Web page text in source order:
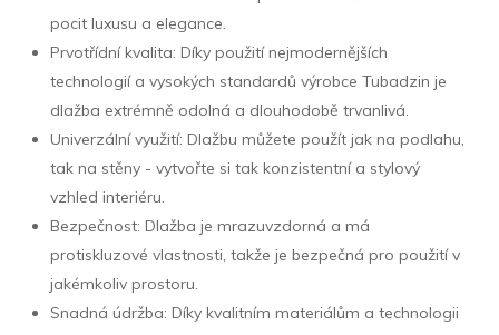
pocit luxusu a elegance.
Prvotřídní kvalita: Díky použití nejmodernějších
technologií a vysokých standardů výrobce Tubadzin je
dlažba extrémně odolná a dlouhodobě trvanlivá.
Univerzální využití: Dlažbu můžete použít jak na podlahu,
tak na stěny - vytvořte si tak konzistentní a stylový
vzhled interiéru.
Bezpečnost: Dlažba je mrazuvzdorná a má
protiskluzové vlastnosti, takže je bezpečná pro použití v
jakémkoliv prostoru.
Snadná údržba: Díky kvalitním materiálům a technologii